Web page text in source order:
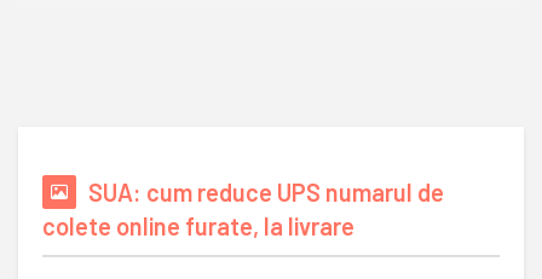
SUA: cum reduce UPS numarul de
colete online furate, la livrare